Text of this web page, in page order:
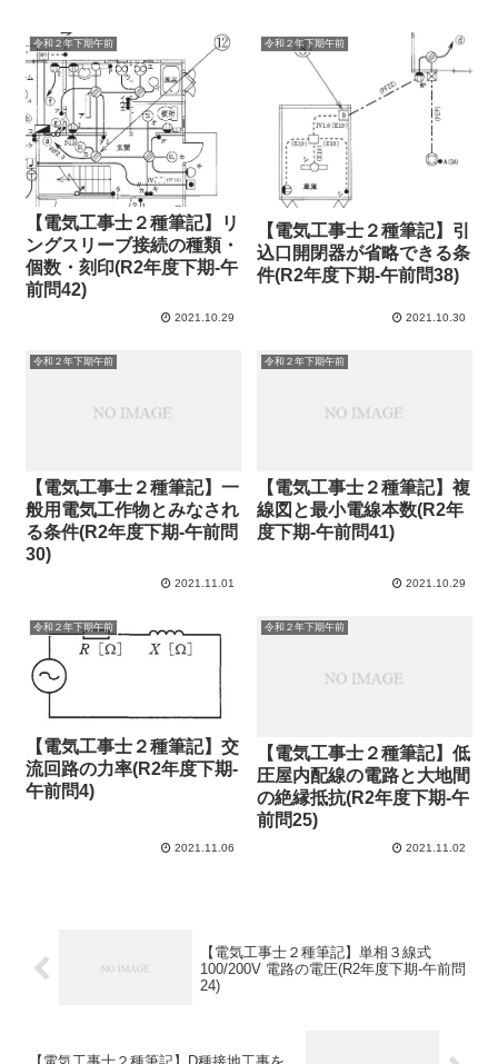
令和２年下期午前
【電気工事士２種筆記】リ
ングスリーブ接続の種類・
個数・刻印(R2年度下期-午
前問42)
2021.10.29
令和２年下期午前
【電気工事士２種筆記】引
込口開閉器が省略できる条
件(R2年度下期-午前問38)
2021.10.30
令和２年下期午前
【電気工事士２種筆記】一
般用電気工作物とみなされ
る条件(R2年度下期-午前問
30)
2021.11.01
令和２年下期午前
【電気工事士２種筆記】複
線図と最小電線本数(R2年
度下期-午前問41)
2021.10.29
令和２年下期午前
【電気工事士２種筆記】交
流回路の力率(R2年度下期-
午前問4)
2021.11.06
令和２年下期午前
【電気工事士２種筆記】低
圧屋内配線の電路と大地間
の絶縁抵抗(R2年度下期-午
前問25)
2021.11.02
【電気工事士２種筆記】単相３線式
100/200V 電路の電圧(R2年度下期-午前問
24)